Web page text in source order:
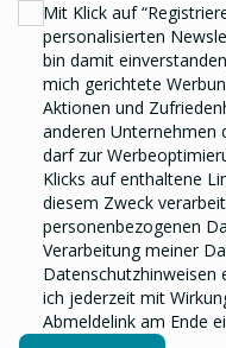
Mit Klick auf
personalisierten
bin damit
mich gerichtete
Aktionen und
anderen Unternehmen
darf zur
Klicks auf enthaltene
diesem Zweck
personenbezogenen
Verarbeitung meiner
Datenschutzhinweisen
ich jederzeit mit
Abmeldelink am Ende